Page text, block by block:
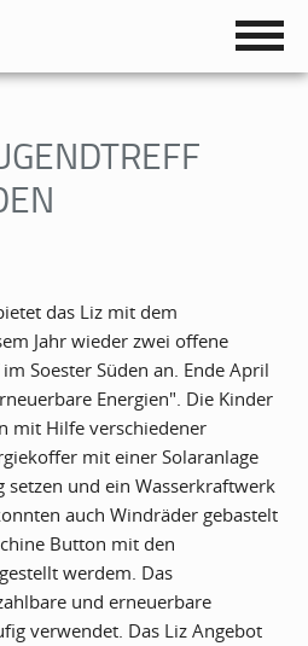
das Liz mit dem
Jahr wieder zwei offene
Soester Süden an. Ende April
Energien". Die Kinder
mit Hilfe verschiedener
mit einer Solaranlage
setzen und ein Wasserkraftwerk
auch Windräder gebastelt
Button mit den
werdem. Das
und erneuerbare
verwendet. Das Liz Angebot